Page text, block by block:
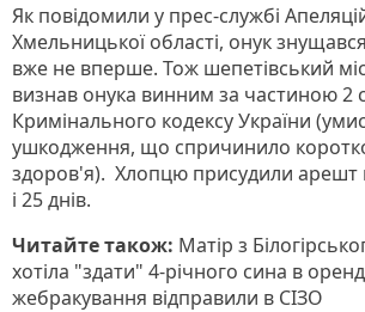
Як повідомили у прес-службі
Хмельницької області, онук
вже не вперше. Тож шепетівський
визнав онука винним за частиною 2
Кримінального кодексу України
ушкодження, що спричинило
здоров'я). Хлопцю присудили арешт
і 25 днів.
Читайте також: Матір з
хотіла "здати" 4-річного сина в
жебракування відправили в СІЗО